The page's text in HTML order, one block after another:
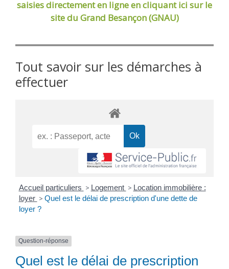
saisies directement en ligneen cliquant ici sur le
site du Grand Besançon (GNAU)
Tout savoir sur les démarches à
effectuer
Accueil particuliers > Logement > Location immobilière :
loyer > Quel est le délai de prescription d'une dette de
loyer ?
Question-réponse
Quel est le délai de prescription